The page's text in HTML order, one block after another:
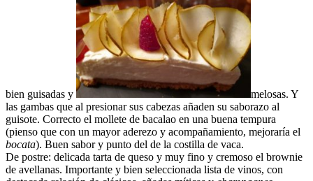
bien guisadas y
melosas. Y
las gambas que al presionar sus cabezas añaden su saborazo al
guisote. Correcto el mollete de bacalao en una buena tempura
(pienso que con un mayor aderezo y acompañamiento, mejoraría el
bocata). Buen sabor y punto del de la costilla de vaca.
De postre: delicada tarta de queso y muy fino y cremoso el brownie
de avellanas. Importante y bien seleccionada lista de vinos, con